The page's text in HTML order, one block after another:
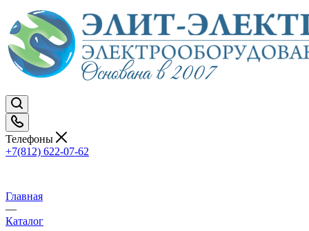
Телефоны
+7(812) 622-07-62
Главная
—
Каталог